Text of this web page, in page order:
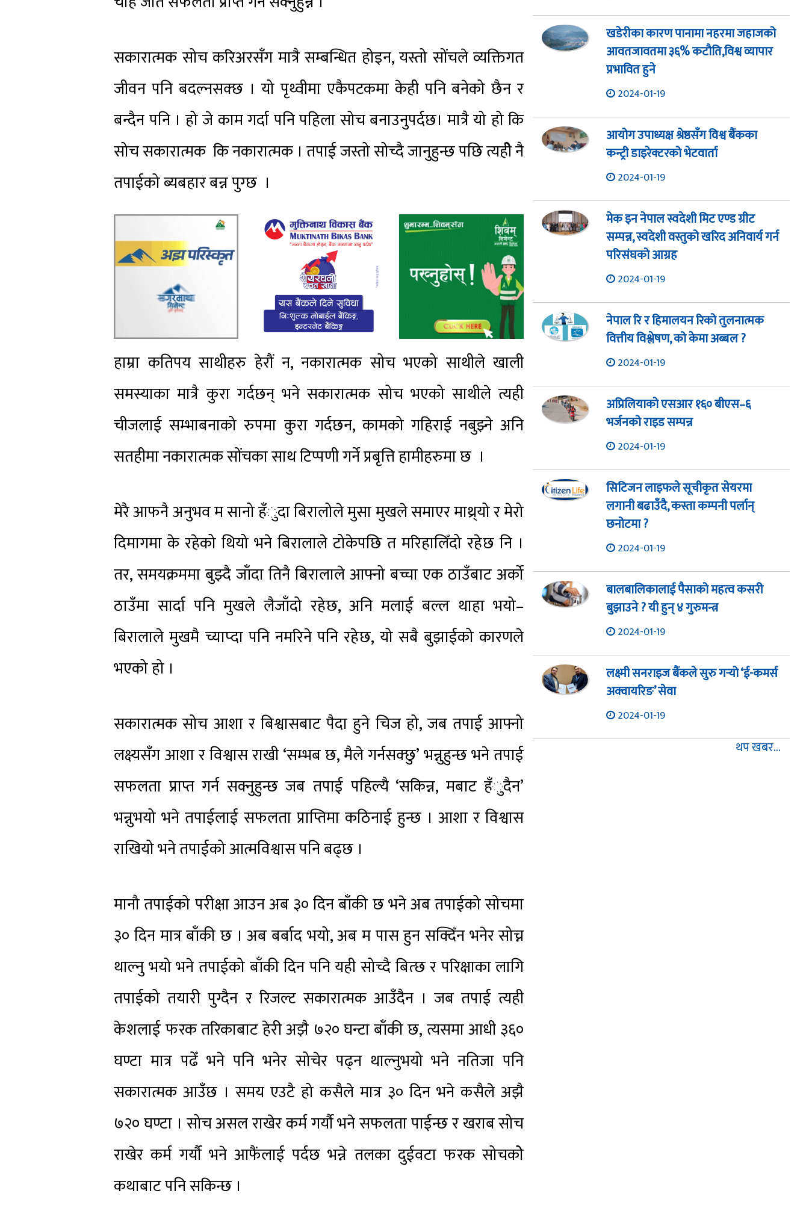
सकारात्मक सोच करिअरसँग मात्रै सम्बन्धित होइन, यस्तो सोंचले व्यक्तिगत
जीवन पनि बदल्नसक्छ । यो पृथ्वीमा एकैपटकमा केही पनि बनेको छैन र
बन्दैन पनि । हो जे काम गर्दा पनि पहिला सोच बनाउनुपर्दछ। मात्रै यो हो कि
सोच सकारात्मक कि नकारात्मक । तपाई जस्तो सोच्दै जानुहुन्छ पछि त्यहीे नै
तपाईको ब्यबहार बन्न पुग्छ ।
हाम्रा कतिपय साथीहरु हेरौं न, नकारात्मक सोच भएको साथीले खाली
समस्याका मात्रै कुरा गर्दछन् भने सकारात्मक सोच भएको साथीले त्यही
चीजलाई सम्भाबनाको रुपमा कुरा गर्दछन, कामको गहिराई नबुझ्ने अनि
सतहीमा नकारात्मक सोंचका साथ टिप्पणी गर्ने प्रबृत्ति हामीहरुमा छ ।
मेरै आफनै अनुभव म सानो हँुदा बिरालोले मुसा मुखले समाएर माथ्र्यो र मेरो
दिमागमा के रहेको थियो भने बिरालाले टोकेपछि त मरिहालिँदो रहेछ नि ।
तर, समयक्रममा बुझ्दै जाँदा तिनै बिरालाले आफ्नो बच्चा एक ठाउँबाट अर्को
ठाउँमा सार्दा पनि मुखले लैजाँदो रहेछ, अनि मलाई बल्ल थाहा भयो–
बिरालाले मुखमै च्याप्दा पनि नमरिने पनि रहेछ, यो सबै बुझाईको कारणले
भएको हो ।
सकारात्मक सोच आशा र बिश्वासबाट पैदा हुने चिज हो, जब तपाई आफ्नो
लक्ष्यसँग आशा र विश्वास राखी ‘सम्भब छ, मैले गर्नसक्छु’ भन्नुहुन्छ भने तपाई
सफलता प्राप्त गर्न सक्नुहुन्छ जब तपाई पहिल्यै ‘सकिन्न, मबाट हँुदैन’
भन्नुभयो भने तपाईलाई सफलता प्राप्तिमा कठिनाई हुन्छ । आशा र विश्वास
राखियो भने तपाईको आत्मविश्वास पनि बढ्छ ।
मानौ तपाईको परीक्षा आउन अब ३० दिन बाँकी छ भने अब तपाईको सोचमा
३० दिन मात्र बाँकी छ । अब बर्बाद भयो, अब म पास हुन सक्दिँन भनेर सोच्न
थाल्नु भयो भने तपाईको बाँकी दिन पनि यही सोच्दै बित्छ र परिक्षाका लागि
तपाईको तयारी पुग्दैन र रिजल्ट सकारात्मक आउँदैन । जब तपाई त्यही
केशलाई फरक तरिकाबाट हेरी अझै ७२० घन्टा बाँकी छ, त्यसमा आधी ३६०
घण्टा मात्र पढेँ भने पनि भनेर सोचेर पढ्न थाल्नुभयो भने नतिजा पनि
सकारात्मक आउँछ । समय एउटै हो कसैले मात्र ३० दिन भने कसैले अझै
७२० घण्टा । सोच असल राखेर कर्म गर्यौ भने सफलता पाईन्छ र खराब सोच
राखेर कर्म गर्यौ भने आफैंलाई पर्दछ भन्ने तलका दुईवटा फरक सोचकोे
कथाबाट पनि सकिन्छ ।
खडेरीका कारण पानामा नहरमा जहाजको
आवतजावतमा ३६% कटौति,विश्व व्यापार
प्रभावित हुने
2024-01-19
आयोग उपाध्यक्ष श्रेष्ठसँग विश्व बैंकका
कन्ट्री डाइरेक्टरको भेटवार्ता
2024-01-19
मेक इन नेपाल स्वदेशी मिट एण्ड ग्रीट
सम्पन्न, स्वदेशी वस्तुको खरिद अनिवार्य गर्न
परिसंघको आग्रह
2024-01-19
नेपाल रि र हिमालयन रिको तुलनात्मक
वित्तीय विश्लेषण, को केमा अब्बल ?
2024-01-19
अप्रिलियाको एसआर १६० बीएस–६
भर्जनको राइड सम्पन्न
2024-01-19
सिटिजन लाइफले सूचीकृत सेयरमा
लगानी बढाउँदै, कस्ता कम्पनी पर्लान्
छनोटमा ?
2024-01-19
बालबालिकालाई पैसाको महत्व कसरी
बुझाउने ? यी हुन् ४ गुरुमन्त्र
2024-01-19
लक्ष्मी सनराइज बैंकले सुरु गर्‍यो ‘ई-कमर्स
अक्वायरिङ’ सेवा
2024-01-19
थप खबर...